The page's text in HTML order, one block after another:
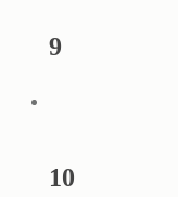
9
10